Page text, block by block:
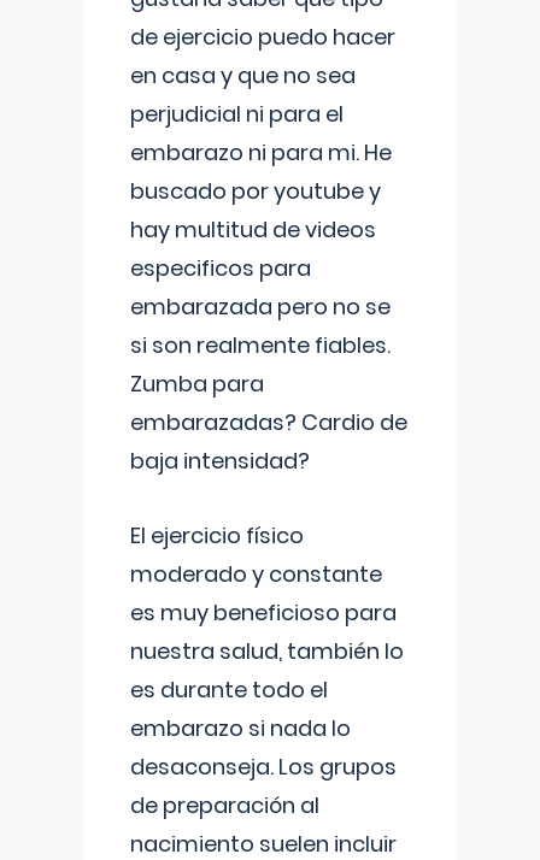
de ejercicio puedo hacer
en casa y que no sea
perjudicial ni para el
embarazo ni para mi. He
buscado por youtube y
hay multitud de videos
especificos para
embarazada pero no se
si son realmente fiables.
Zumba para
embarazadas? Cardio de
baja intensidad?
El ejercicio físico
moderado y constante
es muy beneficioso para
nuestra salud, también lo
es durante todo el
embarazo si nada lo
desaconseja. Los grupos
de preparación al
nacimiento suelen incluir